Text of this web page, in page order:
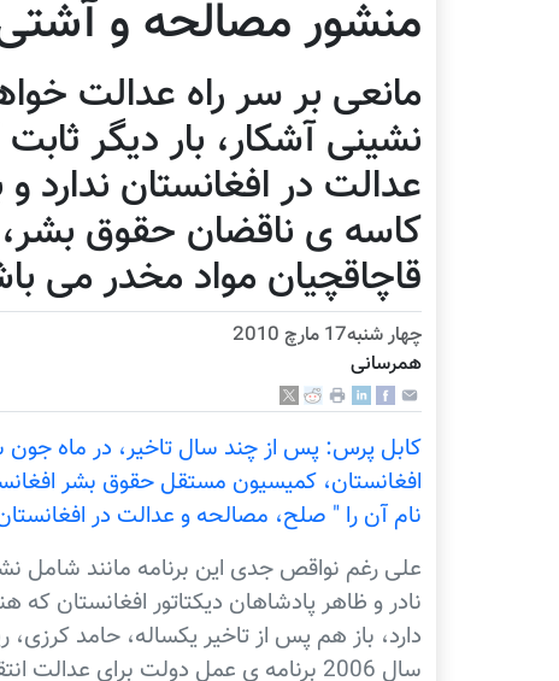
منشور مصالحه و
مانعی بر سر راه عدالت
نشینی آشکار، بار دیگر
عدالت در افغانستان ندارد
کاسه ی ناقضان حقوق بشر،
قاچاقچیان مواد مخدر می
چهار شنبه17 مارچ 2010
همرسانی
افغانستان، کميسيون مستقل حقوق بشر
نام آن را " صلح، مصالحه و عدالت در
علی رغم نواقص جدی اين برنامه مانند شامل
نادر و ظاهر پادشاهان ديکتاتور افغانستان که
دارد، باز هم پس از تاخير يکساله، حامد
سال 2006 برنامه ی عمل دولت برای